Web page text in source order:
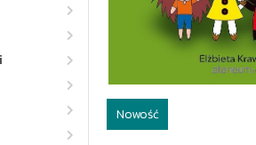
Nowość